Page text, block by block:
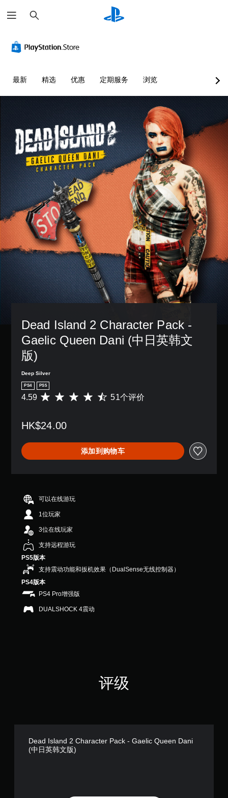
索
最新 精选 优惠 定期服务 浏览
Dead Island 2 Character Pack -
Gaelic Queen Dani (中日英韩文
版)
Deep Silver
PS4 PS5
平
价
.
5
满
分
5
颗
星
，
5
个
评
价
4.59 51个评价
HK$24.00
添加到购物车
可以在线游玩
1位玩家
3位在线玩家
支持远程游玩
PS5版本
支持震动功能和扳机效果（DualSense无线控制器）
PS4版本
PS4 Pro增强版
DUALSHOCK 4震动
评级
Dead Island 2 Character Pack - Gaelic Queen Dani
(中日英韩文版)